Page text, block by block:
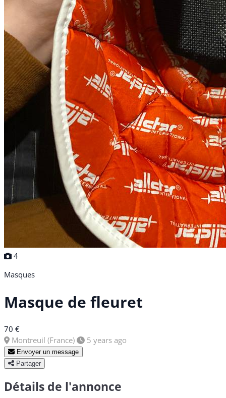
4
Masques
Masque de fleuret
70 €
Montreuil (France)
5 years ago
Envoyer un message
Partager
Détails de l'annonce